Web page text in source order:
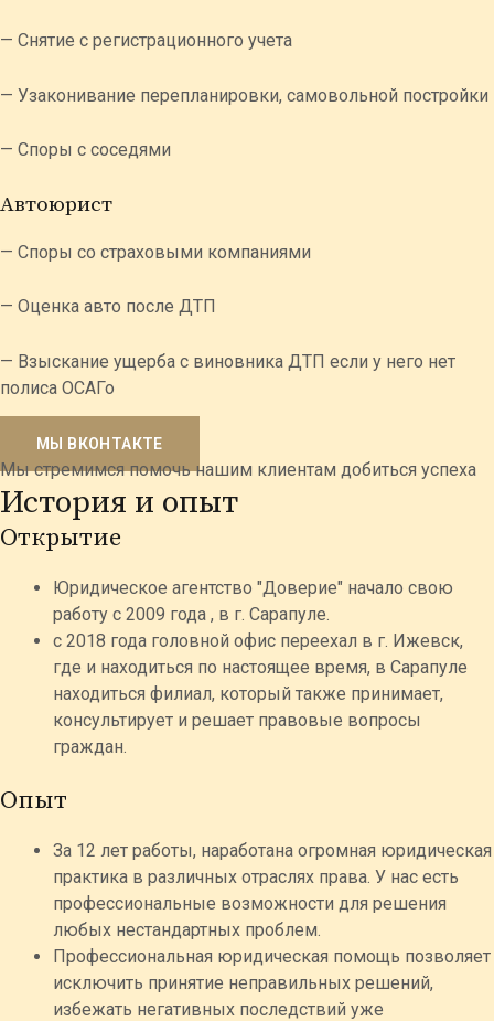
— Снятие с регистрационного учета
— Узаконивание перепланировки, самовольной постройки
— Споры с соседями
Автоюрист
— Споры со страховыми компаниями
— Оценка авто после ДТП
— Взыскание ущерба с виновника ДТП если у него нет
полиса ОСАГо
МЫ ВКОНТАКТЕ
Мы стремимся помочь нашим клиентам добиться успеха
История и опыт
Открытие
Юридическое агентство "Доверие" начало свою
работу с 2009 года , в г. Сарапуле.
с 2018 года головной офис переехал в г. Ижевск,
где и находиться по настоящее время, в Сарапуле
находиться филиал, который также принимает,
консультирует и решает правовые вопросы
граждан.
Опыт
За 12 лет работы, наработана огромная юридическая
практика в различных отраслях права. У нас есть
профессиональные возможности для решения
любых нестандартных проблем.
Профессиональная юридическая помощь позволяет
исключить принятие неправильных решений,
избежать негативных последствий уже